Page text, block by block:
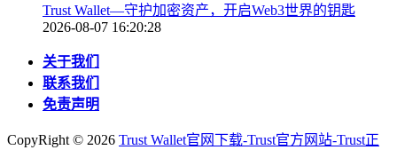
Trust Wallet—守护加密资产，开启Web3世界的钥匙
2026-08-07 16:20:28
关于我们
联系我们
免责声明
CopyRight © 2026 Trust Wallet官网下载-Trust官方网站-Trust正